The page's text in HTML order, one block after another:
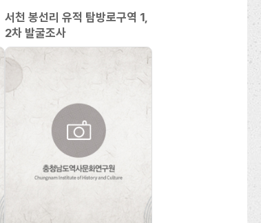
서천 봉선리 유적 탐방로구역 1,
2차 발굴조사